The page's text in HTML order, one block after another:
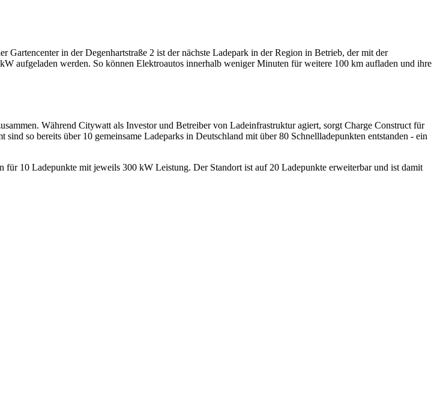
in der Degenhartstraße 2 ist der nächste Ladepark in der Region in Betrieb, der mit der
aufgeladen werden. So können Elektroautos innerhalb weniger Minuten für weitere 100 km aufladen und ihre
Während Citywatt als Investor und Betreiber von Ladeinfrastruktur agiert, sorgt Charge Construct für
so bereits über 10 gemeinsame Ladeparks in Deutschland mit über 80 Schnellladepunkten entstanden - ein
10 Ladepunkte mit jeweils 300 kW Leistung. Der Standort ist auf 20 Ladepunkte erweiterbar und ist damit